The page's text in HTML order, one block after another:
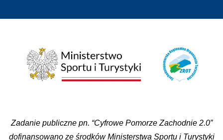
Zadanie publiczne pn. “Cyfrowe Pomorze Zachodnie 2.0”
dofinansowano ze środków Ministerstwa Sportu i Turystyki